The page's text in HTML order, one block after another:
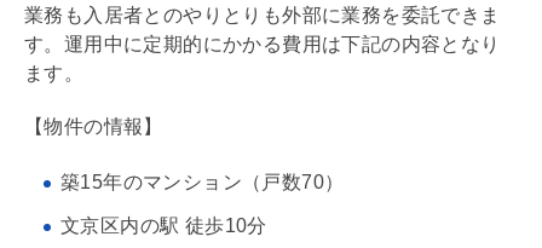
業務も入居者とのやりとりも外部に業務を委託できま
す。運用中に定期的にかかる費用は下記の内容となり
ます。
【物件の情報】
築15年のマンション（戸数70）
文京区内の駅 徒歩10分